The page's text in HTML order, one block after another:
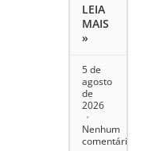
LEIA
MAIS
»
5 de
agosto
de
2026
Nenhum
comentário